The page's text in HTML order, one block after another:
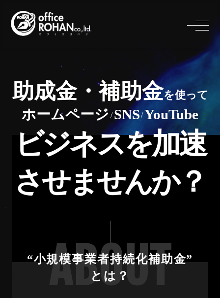
助成金・補助金を使って
ホームページ / SNS/YouTube
ビジネスを加速
させませんか？
“小規模事業者持続化補助金”
とは？
ABOUT